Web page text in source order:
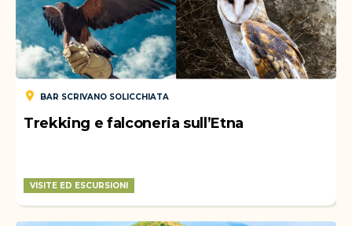
BAR SCRIVANO SOLICCHIATA
Trekking e falconeria sull’Etna
VISITE ED ESCURSIONI